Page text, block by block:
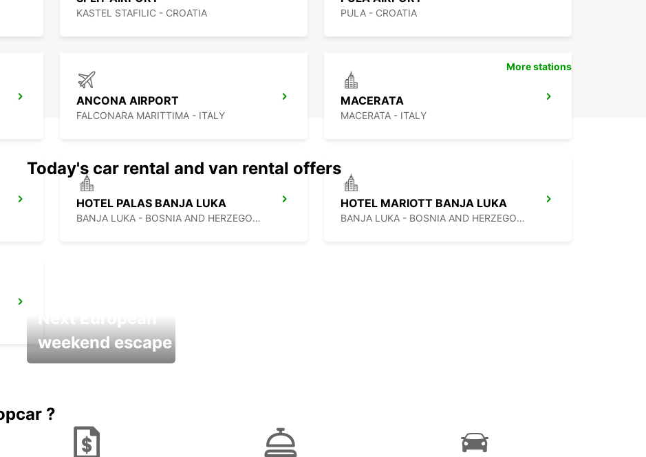
KASTEL STAFILIC - CROATIA PULA - CROATIA
ANCONA AIRPORT
FALCONARA MARITTIMA - ITALY
MACERATA
MACERATA - ITALY
HOTEL PALAS BANJA LUKA
BANJA LUKA - BOSNIA AND HERZEGOVINA
HOTEL MARIOTT BANJA LUKA
BANJA LUKA - BOSNIA AND HERZEGOVINA
More stations
Today's car rental and van rental offers
Next European
weekend escape
?